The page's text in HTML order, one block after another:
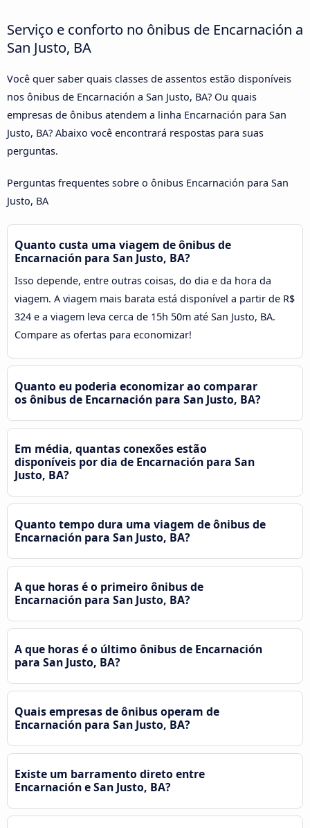
Serviço e conforto no ônibus de Encarnación a
San Justo, BA
Você quer saber quais classes de assentos estão disponíveis
nos ônibus de Encarnación a San Justo, BA? Ou quais
empresas de ônibus atendem a linha Encarnación para San
Justo, BA? Abaixo você encontrará respostas para suas
perguntas.
Perguntas frequentes sobre o ônibus Encarnación para San
Justo, BA
Quanto custa uma viagem de ônibus de
Encarnación para San Justo, BA?
Isso depende, entre outras coisas, do dia e da hora da
viagem. A viagem mais barata está disponível a partir de R$
324 e a viagem leva cerca de 15h 50m até San Justo, BA.
Compare as ofertas para economizar!
Quanto eu poderia economizar ao comparar
os ônibus de Encarnación para San Justo, BA?
Em média, quantas conexões estão
disponíveis por dia de Encarnación para San
Justo, BA?
Quanto tempo dura uma viagem de ônibus de
Encarnación para San Justo, BA?
A que horas é o primeiro ônibus de
Encarnación para San Justo, BA?
A que horas é o último ônibus de Encarnación
para San Justo, BA?
Quais empresas de ônibus operam de
Encarnación para San Justo, BA?
Existe um barramento direto entre
Encarnación e San Justo, BA?